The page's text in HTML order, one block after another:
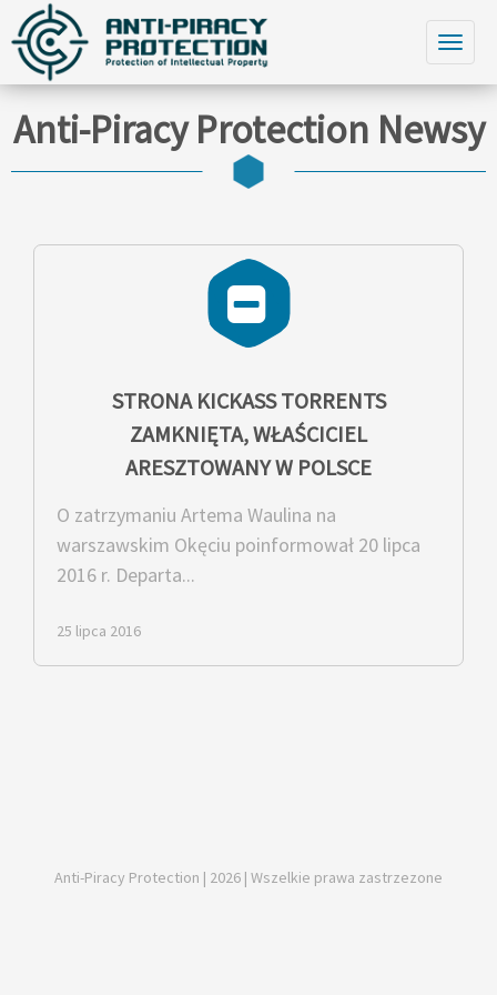
Anti-Piracy Protection Newsy
STRONA KICKASS TORRENTS
ZAMKNIĘTA, WŁAŚCICIEL
ARESZTOWANY W POLSCE
O zatrzymaniu Artema Waulina na
warszawskim Okęciu poinformował 20 lipca
2016 r. Departa...
25 lipca 2016
Anti-Piracy Protection | 2026 | Wszelkie prawa zastrzezone